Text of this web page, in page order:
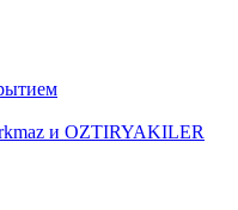
и OZTIRYAKILER